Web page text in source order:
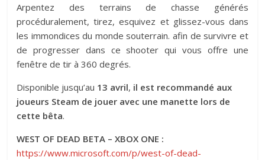
Arpentez des terrains de chasse générés
procéduralement, tirez, esquivez et glissez-vous dans
les immondices du monde souterrain. afin de survivre et
de progresser dans ce shooter qui vous offre une
fenêtre de tir à 360 degrés.
Disponible jusqu’au 13 avril, il est recommandé aux
joueurs Steam de jouer avec une manette lors de
cette bêta.
WEST OF DEAD BETA – XBOX ONE :
https://www.microsoft.com/p/west-of-dead-